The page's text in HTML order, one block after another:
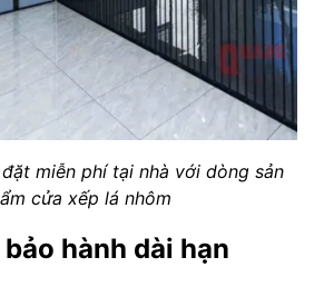
miễn phí tại nhà với dòng sản
cửa xếp lá nhôm
hành dài hạn